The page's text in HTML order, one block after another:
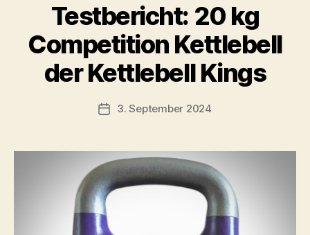
Testbericht: 20 kg
Competition Kettlebell
der Kettlebell Kings
Beitragsautor
V
o
n
b
-
c
o
n
Beitragsdatum
3. September 2024